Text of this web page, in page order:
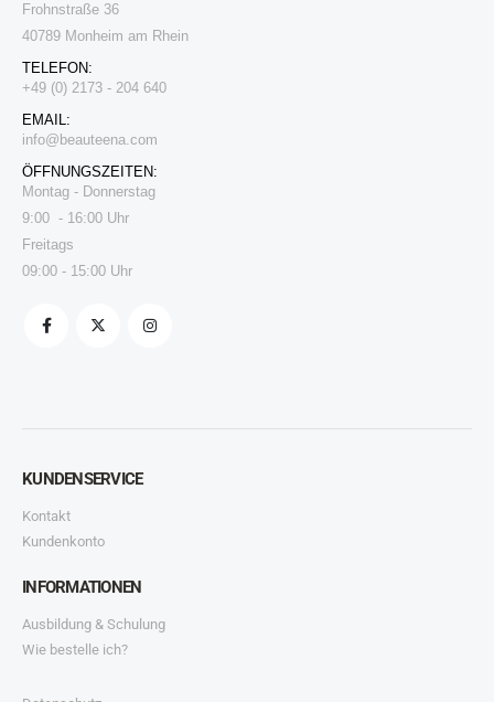
Frohnstraße 36
40789 Monheim am Rhein
TELEFON:
+49 (0) 2173 - 204 640
EMAIL:
info@beauteena.com
ÖFFNUNGSZEITEN:
Montag - Donnerstag
9:00 - 16:00 Uhr
Freitags
09:00 - 15:00 Uhr
KUNDENSERVICE
Kontakt
Kundenkonto
INFORMATIONEN
Ausbildung & Schulung
Wie bestelle ich?